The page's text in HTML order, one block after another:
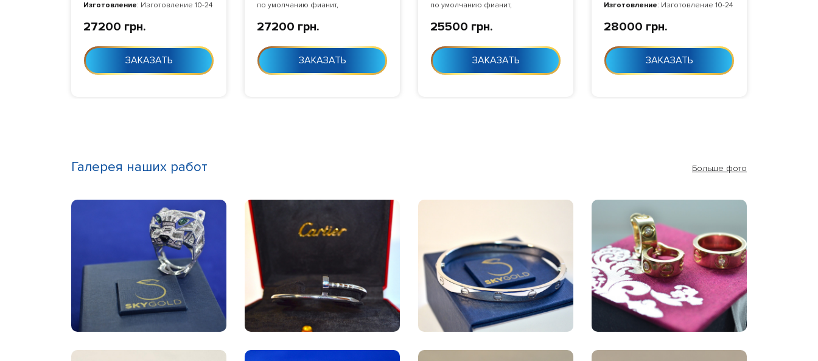
Изготовление: Изготовление 10-24
27200 грн.
ЗАКАЗАТЬ
по умолчанию фианит,
дня с момента заказа
27200 грн.
ЗАКАЗАТЬ
по умолчанию фианит,
дня с момента заказа
25500 грн.
ЗАКАЗАТЬ
Изготовление: Изготовление 10-24
28000 грн.
ЗАКАЗАТЬ
Галерея наших работ Больше фото